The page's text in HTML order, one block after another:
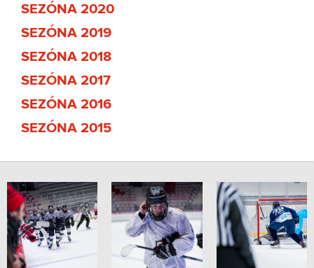
SEZÓNA 2020
SEZÓNA 2019
SEZÓNA 2018
SEZÓNA 2017
SEZÓNA 2016
SEZÓNA 2015